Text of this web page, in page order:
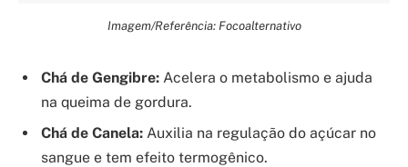
Imagem/Referência: Focoalternativo
Chá de Gengibre: Acelera o metabolismo e ajuda
na queima de gordura.
Chá de Canela: Auxilia na regulação do açúcar no
sangue e tem efeito termogênico.